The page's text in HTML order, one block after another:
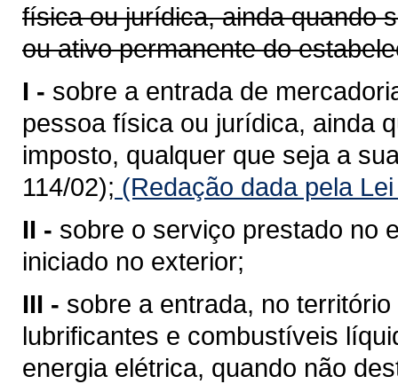
física ou jurídica, ainda quando
ou ativo permanente do
I - sobre a entrada de
pessoa física ou jurídica, ainda
imposto, qualquer que seja a
114/02); (Redação dada pela
II - sobre o serviço prestado no
iniciado no exterior;
III - sobre a entrada, no
lubrificantes e combustíveis
energia elétrica, quando não